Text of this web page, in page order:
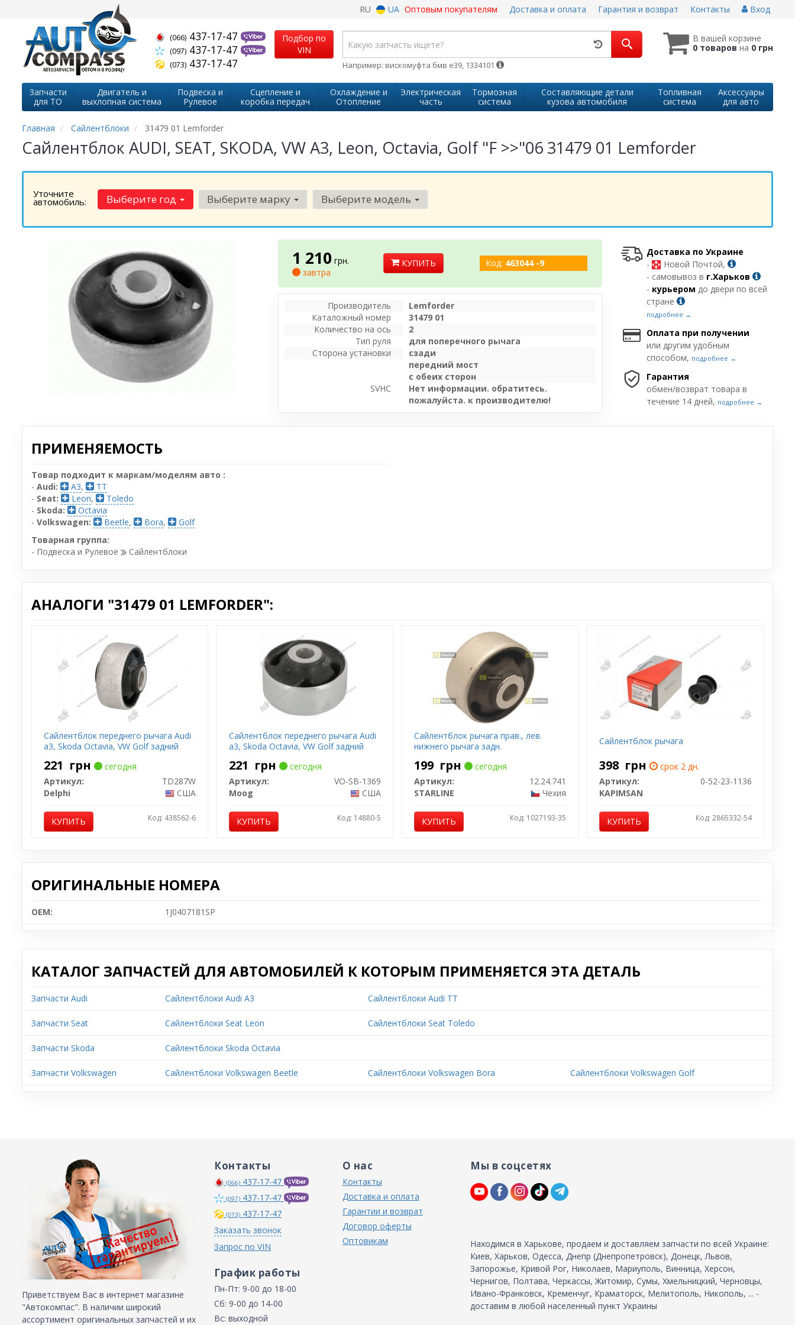
RU UA Оптовым покупателям Доставка и оплата Гарантия и возврат Контакты Вход
(066) 437-17-47
(097) 437-17-47
(073) 437-17-47
Подбор по
VIN
В вашей корзине
0 товаровна 0 грн
Например: вискомуфта бмв е39, 1334101
Запчасти
для ТО
Двигатель и
выхлопная система
Подвеска и
Рулевое
Сцепление и
коробка передач
Охлаждение и
Отопление
Электрическая
часть
Тормозная
система
Составляющие детали
кузова автомобиля
Топливная
система
Аксессуары
для авто
Главная Сайлентблоки 31479 01 Lemforder
Сайлентблок AUDI, SEAT, SKODA, VW A3, Leon, Octavia, Golf "F >>"06 31479 01 Lemforder
Уточните
автомобиль: Выберите год Выберите марку Выберите модель
1 210 грн.
завтра
КУПИТЬ Код: 463044 -9
Производитель
Lemforder
Каталожный номер
31479 01
Количество на ось
2
Тип руля
для поперечного рычага
Сторона установки
сзади
передний мост
с обеих сторон
SVHC
Нет информации. обратитесь.
пожалуйста. к производителю!
Доставка по Украине
-
Новой Почтой,
- самовывоз в г.Харьков
- курьером до двери по всей
стране
подробнее →
Оплата при получении
или другим удобным
способом, подробнее →
Гарантия
обмен/возврат товара в
течение 14 дней, подробнее →
ПРИМЕНЯЕМОСТЬ
Товар подходит к маркам/моделям авто :
- Audi: A3,
TT
- Seat: Leon,
Toledo
- Skoda:
Octavia
- Volkswagen: Beetle, Bora,
Golf
Товарная группа:
- Подвеска и Рулевое
Сайлентблоки
АНАЛОГИ "31479 01 LEMFORDER":
Сайлентблок переднего рычага Audi
a3, Skoda Octavia, VW Golf задний
221 грн
сегодня
Артикул:
TD287W
Delphi
США
КУПИТЬ Код: 438562-6
Сайлентблок переднего рычага Audi
a3, Skoda Octavia, VW Golf задний
221 грн
сегодня
Артикул:
VO-SB-1369
Moog
США
КУПИТЬ Код: 14880-5
Сайлентблок рычага прав., лев.
нижнего рычага задн.
199 грн
сегодня
Артикул:
12.24.741
STARLINE
Чехия
КУПИТЬ Код: 1027193-35
Сайлентблок рычага
398 грн
срок 2 дн.
Артикул:
0-52-23-1136
KAPIMSAN
КУПИТЬ Код: 2865332-54
ОРИГИНАЛЬНЫЕ НОМЕРА
OEM: 1J0407181SP
КАТАЛОГ ЗАПЧАСТЕЙ ДЛЯ АВТОМОБИЛЕЙ К КОТОРЫМ ПРИМЕНЯЕТСЯ ЭТА ДЕТАЛЬ
Запчасти Audi Сайлентблоки Audi A3 Сайлентблоки Audi TT
Запчасти Seat Сайлентблоки Seat Leon Сайлентблоки Seat Toledo
Запчасти Skoda Сайлентблоки Skoda Octavia
Запчасти Volkswagen Сайлентблоки Volkswagen Beetle Сайлентблоки Volkswagen Bora Сайлентблоки Volkswagen Golf
Приветствуем Вас в интернет магазине
"Автокомпас". В наличии широкий
ассортимент оригинальных запчастей и их
Контакты
(066) 437-17-47
(097) 437-17-47
(073) 437-17-47
Заказать звонок
Запрос по VIN
График работы
Пн-Пт: 9-00 до 18-00
Сб: 9-00 до 14-00
Вс: выходной
О нас
Контакты
Доставка и оплата
Гарантии и возврат
Договор оферты
Оптовикам
Мы в соцсетях
Находимся в Харькове, продаем и доставляем запчасти по всей Украине:
Киев, Харьков, Одесса, Днепр (Днепропетровск), Донецк, Львов,
Запорожье, Кривой Рог, Николаев, Мариуполь, Винница, Херсон,
Чернигов, Полтава, Черкассы, Житомир, Сумы, Хмельницкий, Черновцы,
Ивано-Франковск, Кременчуг, Краматорск, Мелитополь, Никополь, ... -
доставим в любой населенный пункт Украины